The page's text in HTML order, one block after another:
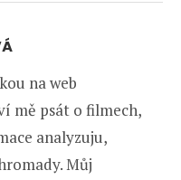
na web
mě psát o filmech,
analyzuju,
Můj